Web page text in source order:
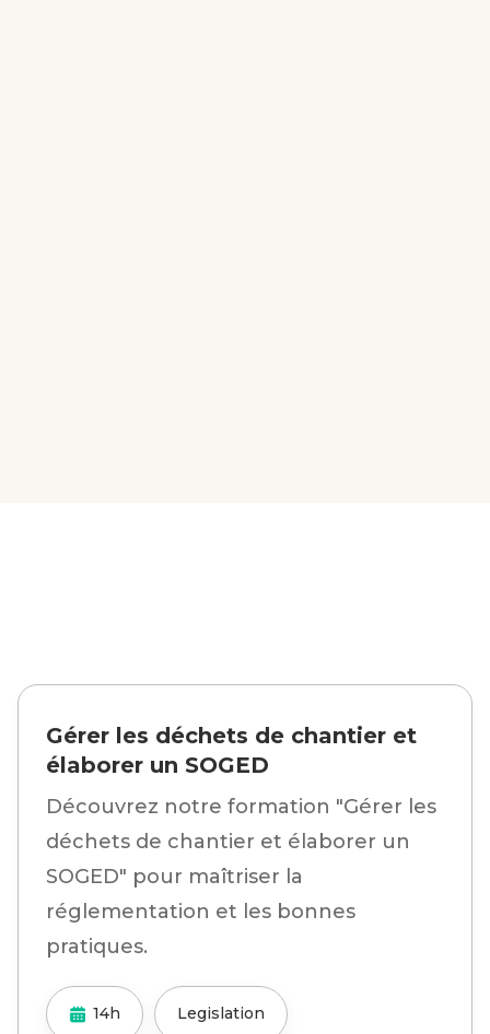
Gérer les déchets de chantier et
élaborer un SOGED
Découvrez notre formation "Gérer les
déchets de chantier et élaborer un
SOGED" pour maîtriser la
réglementation et les bonnes
pratiques.
14h Legislation